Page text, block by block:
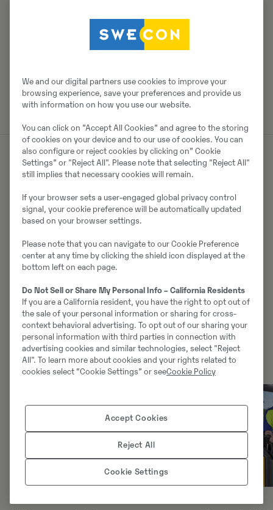
Funktsioonid
Tööks valmis
Üliväikese pöörderaadiusega ECR18E on ideaalne valik
kitsastes tingimustes töötamiseks. Kerge transportida
ja lihtne kasutada – see 1,8-tonnine ekskavaator teeb
raskete tööde tegemise lihtsaks nagu lapsemäng.
Tänu vastupidavale konstruktsioonile ja oma klassi
parimale hooldusligipääsule võite olla kindel, et see on
masin, mis hoiab kasutuskulud väikesed.
We and our digital partners use cookies to improve your
browsing experience, save your preferences and provide us
with information on how you use our website.
You can click on ”Accept All Cookies” and agree to the storing
of cookies on your device and to our use of cookies. You can
also configure or reject cookies by clicking on” Cookie
Settings” or "Reject All". Please note that selecting "Reject All"
still implies that necessary cookies will remain.
If your browser sets a user-engaged global privacy control
signal, your cookie preference will be automatically updated
based on your browser settings.
Please note that you can navigate to our Cookie Preference
center at any time by clicking the shield icon displayed at the
bottom left on each page.
Do Not Sell or Share My Personal Info – California Residents
If you are a California resident, you have the right to opt out of
the sale of your personal information or sharing for cross-
context behavioral advertising. To opt out of our sharing your
personal information with third parties in connection with
advertising cookies and similar technologies, select "Reject
All". To learn more about cookies and your rights related to
cookies select “Cookie Settings” or seeCookie Policy
Accept Cookies
Reject All
Cookie Settings